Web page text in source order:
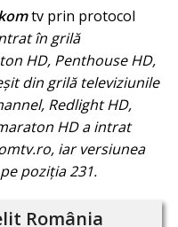
tv prin protocol
în grilă
HD, Penthouse HD,
din grilă televiziunile
Redlight HD,
HD a intrat
iar versiunea
poziția 231.
România